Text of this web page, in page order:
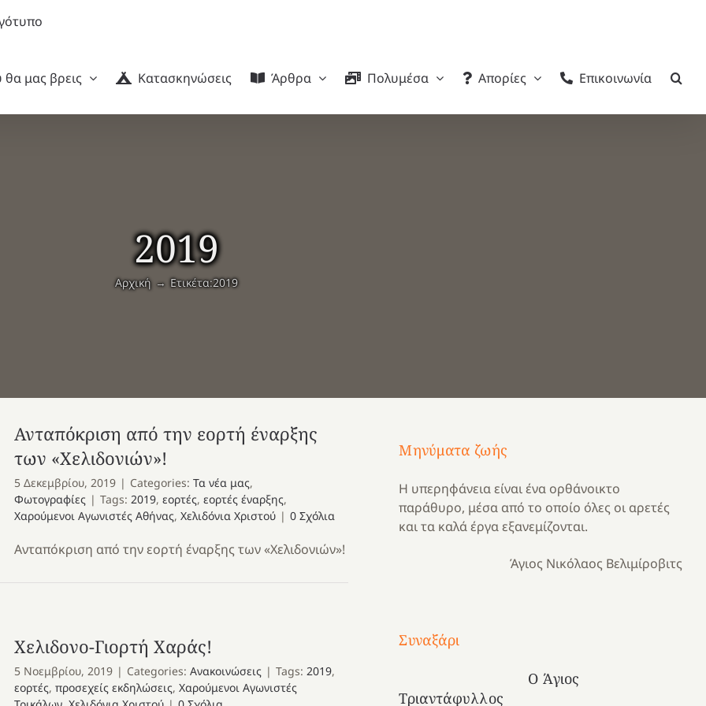
μας βρεις
Κατασκηνώσεις Άρθρα Πολυμέσα Απορίες Επικοινωνία
2019
Αρχική Ετικέτα:2019
Ανταπόκριση από την εορτή έναρξης
των «Χελιδονιών»!
5 Δεκεμβρίου, 2019 | Categories: Τα νέα μας,
Φωτογραφίες | Tags: 2019, εορτές, εορτές έναρξης,
Χαρούμενοι Αγωνιστές Αθήνας, Χελιδόνια Χριστού | 0 Σχόλια
Ανταπόκριση από την εορτή έναρξης των «Χελιδονιών»!
Χελιδονο-Γιορτή Χαράς!
5 Νοεμβρίου, 2019 | Categories: Ανακοινώσεις | Tags: 2019,
εορτές, προσεχείς εκδηλώσεις, Χαρούμενοι Αγωνιστές
Μηνύματα ζωής
Η υπερηφάνεια είναι ένα ορθάνοικτο
παράθυρο, μέσα από το οποίο όλες οι αρετές
και τα καλά έργα εξανεμίζονται.
Άγιος Νικόλαος Βελιμίροβιτς
Συναξάρι
Ο Άγιος
Τριαντάφυλλος
Μια
και
Κατασκηνωτικές